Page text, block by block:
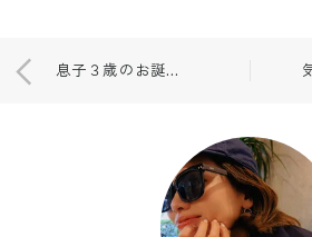
息子３歳のお誕生日